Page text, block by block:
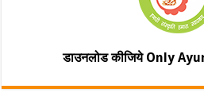
डाउनलोड कीजिये Only